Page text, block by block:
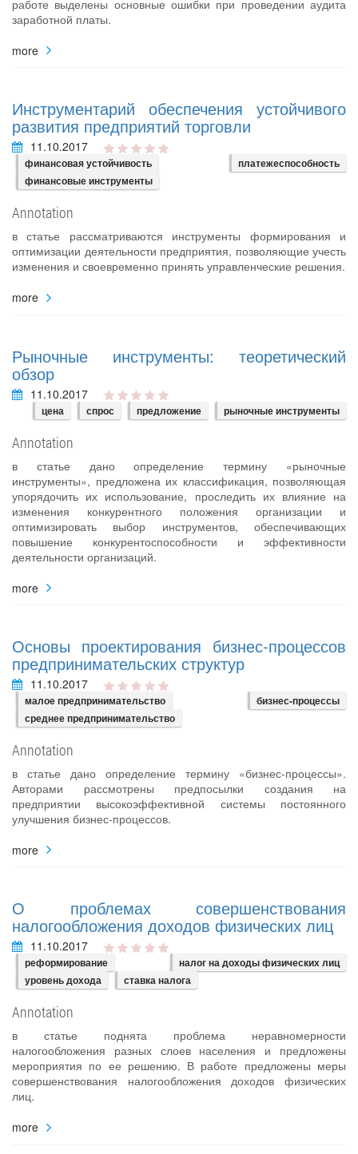
работе выделены основные ошибки при проведении аудита
заработной платы.
more
Инструментарий обеспечения устойчивого
развития предприятий торговли
11.10.2017
финансовая устойчивость
платежеспособность
финансовые инструменты
Annotation
в статье рассматриваются инструменты формирования и
оптимизации деятельности предприятия, позволяющие учесть
изменения и своевременно принять управленческие решения.
more
Рыночные инструменты: теоретический
обзор
11.10.2017
цена спрос предложение рыночные инструменты
Annotation
в статье дано определение термину «рыночные
инструменты», предложена их классификация, позволяющая
упорядочить их использование, проследить их влияние на
изменения конкурентного положения организации и
оптимизировать выбор инструментов, обеспечивающих
повышение конкурентоспособности и эффективности
деятельности организаций.
more
Основы проектирования бизнес-процессов
предпринимательских структур
11.10.2017
малое предпринимательство
бизнес-процессы
среднее предпринимательство
Annotation
в статье дано определение термину «бизнес-процессы».
Авторами рассмотрены предпосылки создания на
предприятии высокоэффективной системы постоянного
улучшения бизнес-процессов.
more
О проблемах совершенствования
налогообложения доходов физических лиц
11.10.2017
реформирование
налог на доходы физических лиц
уровень дохода
ставка налога
Annotation
в статье поднята проблема неравномерности
налогообложения разных слоев населения и предложены
мероприятия по ее решению. В работе предложены меры
совершенствования налогообложения доходов физических
лиц.
more